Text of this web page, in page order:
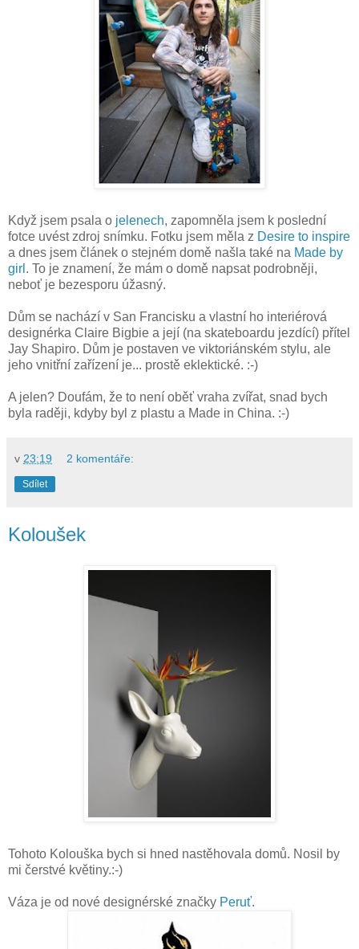
Když jsem psala o jelenech, zapomněla jsem k poslední
fotce uvést zdroj snímku. Fotku jsem měla z Desire to inspire
a dnes jsem článek o stejném domě našla také na Made by
girl . To je znamení, že mám o domě napsat podrobněji,
neboť je bezesporu úžasný.
Dům se nachází v San Francisku a vlastní ho interiérová
designérka Claire Bigbie a její (na skateboardu jezdící) přítel
Jay Shapiro. Dům je postaven ve viktoriánském stylu, ale
jeho vnitřní zařízení je... prostě eklektické. :-)
A jelen? Doufám, že to není oběť vraha zvířat, snad bych
byla raději, kdyby byl z plastu a Made in China. :-)
v 23:19 2 komentáře:
Sdílet
Koloušek
Tohoto Kolouška bych si hned nastěhovala domů. Nosil by
mi čerstvé květiny.:-)
Váza je od nové designérské značky Peruť.